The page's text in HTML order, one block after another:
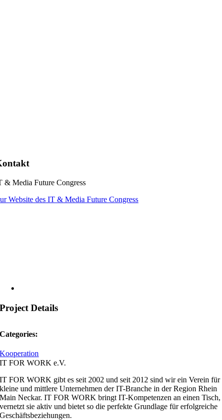
& Media Future Congress
Website des IT & Media Future Congress
Project Details
Categories:
Kooperation
IT FOR WORK e.V.
IT FOR WORK gibt es seit 2002 und seit 2012 sind wir ein Verein für
kleine und mittlere Unternehmen der IT-Branche in der Region Rhein
Main Neckar. IT FOR WORK bringt IT-Kompetenzen an einen Tisch,
vernetzt sie aktiv und bietet so die perfekte Grundlage für erfolgreiche
Geschäftsbeziehungen.